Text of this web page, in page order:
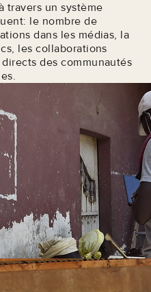
travers un système
le nombre de
dans les médias, la
les collaborations
des communautés